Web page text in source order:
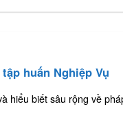
huấn Nghiệp Vụ
hiểu biết sâu rộng về